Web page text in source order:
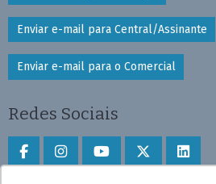
Enviar e-mail para Central/Assinante
Enviar e-mail para o Comercial
Redes Sociais